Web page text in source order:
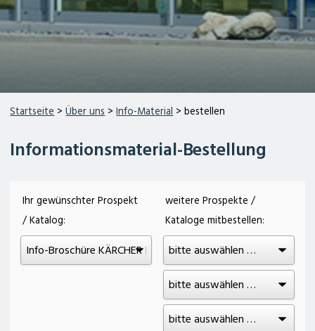
Startseite >Über uns >Info-Material > bestellen
Informationsmaterial-Bestellung
Ihr gewünschter Prospekt
/ Katalog:
weitere Prospekte /
Kataloge mitbestellen: